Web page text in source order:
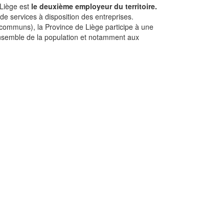
est le deuxième employeurdu territoire.
services à disposition des entreprises.
la Province de Liège participe à une
de la population et notamment aux